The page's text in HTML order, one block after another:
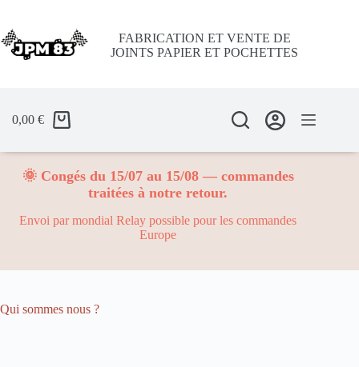
contenu
FABRICATION ET VENTE DE
JOINTS PAPIER ET POCHETTES
0,00 €
🌞 Congés du 15/07 au 15/08 — commandes
traitées à notre retour.
Envoi par mondial Relay possible pour les commandes
Europe
Qui sommes nous ?